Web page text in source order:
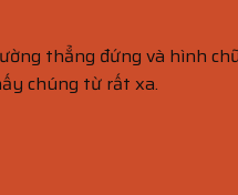
thẳng đứng và hình
chúng từ rất xa.